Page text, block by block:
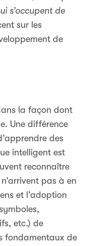
s’occupent de
sur les
de
la façon dont
Une différence
des
intelligent est
reconnaître
pas à en
et l’adoption
etc.) de
fondamentaux de